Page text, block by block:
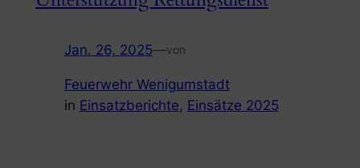
Jan. 26, 2025—von
Feuerwehr Wenigumstadt
in Einsatzberichte, Einsätze 2025